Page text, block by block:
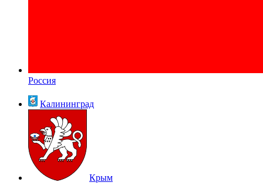
Россия
Калининград
Крым